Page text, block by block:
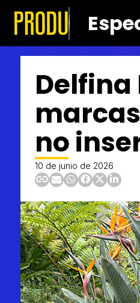
Delfina
no
10 de junio de 2026